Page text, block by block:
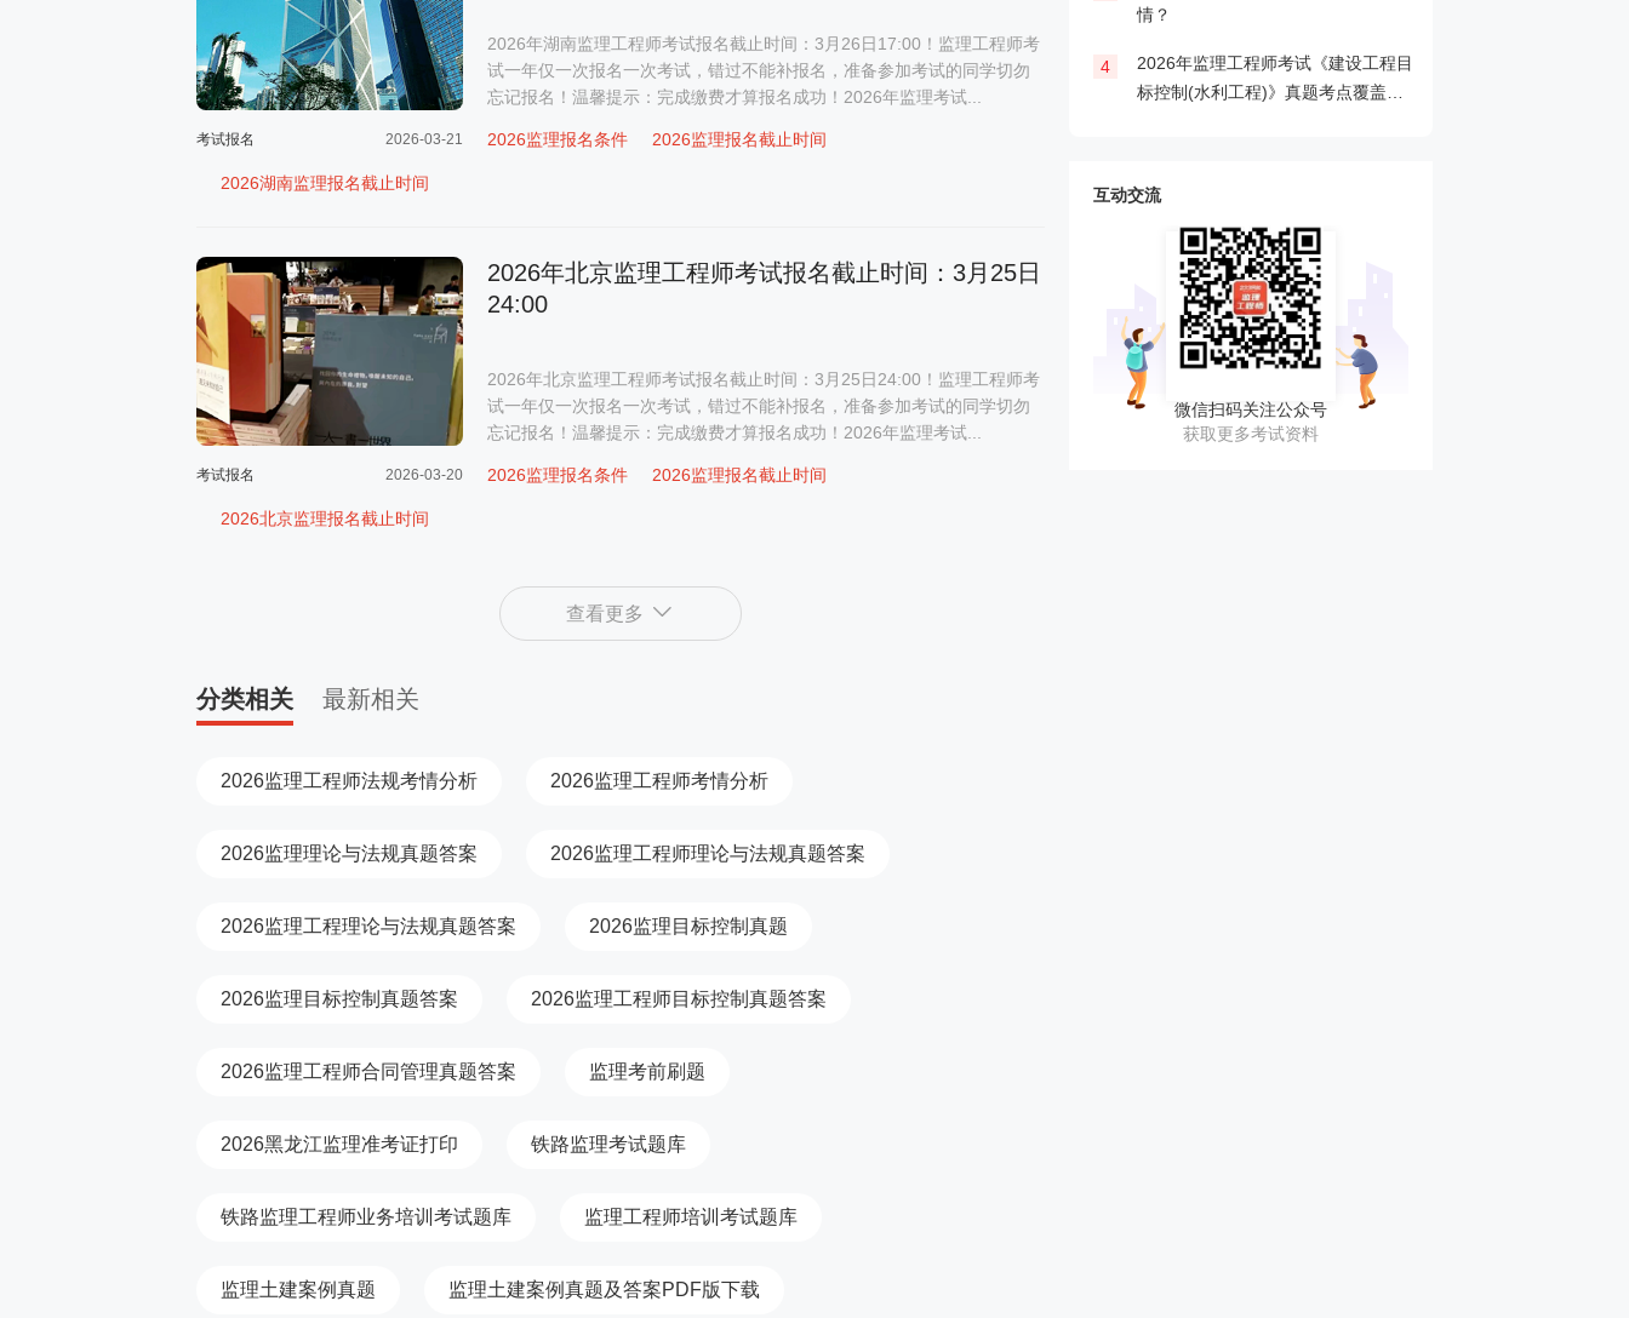
2026年湖南监理工程师考试报名截止时间：3月26日17:00！监理工程师考
试一年仅一次报名一次考试，错过不能补报名，准备参加考试的同学切勿
忘记报名！温馨提示：完成缴费才算报名成功！2026年监理考试...
考试报名 2026-03-21 2026监理报名条件 2026监理报名截止时间
2026湖南监理报名截止时间
2026年北京监理工程师考试报名截止时间：3月25日
24:00
2026年北京监理工程师考试报名截止时间：3月25日24:00！监理工程师考
试一年仅一次报名一次考试，错过不能补报名，准备参加考试的同学切勿
忘记报名！温馨提示：完成缴费才算报名成功！2026年监理考试...
考试报名 2026-03-20 2026监理报名条件 2026监理报名截止时间
2026北京监理报名截止时间
查看更多
分类相关 最新相关
2026监理工程师法规考情分析 2026监理工程师考情分析
2026监理理论与法规真题答案 2026监理工程师理论与法规真题答案
2026监理工程理论与法规真题答案 2026监理目标控制真题
2026监理目标控制真题答案 2026监理工程师目标控制真题答案
2026监理工程师合同管理真题答案 监理考前刷题
2026黑龙江监理准考证打印 铁路监理考试题库
铁路监理工程师业务培训考试题库 监理工程师培训考试题库
监理土建案例真题 监理土建案例真题及答案PDF版下载
情？
4
2026年监理工程师考试《建设工程目
标控制(水利工程)》真题考点覆盖情
互动交流
微信扫码关注公众号
获取更多考试资料